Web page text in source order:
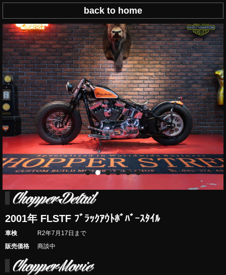
back to home
2001年 FLSTF ﾌﾞﾗｯｸｱｳﾄﾎﾞﾊﾞｰｽﾀｲﾙ
車検
R2年7月17日まで
販売価格
商談中